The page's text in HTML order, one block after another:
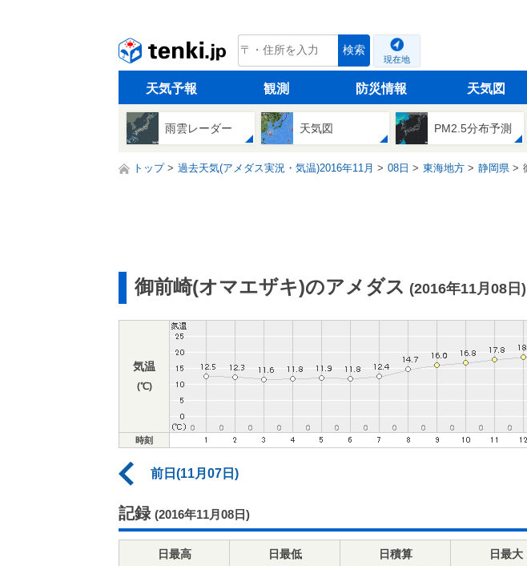
tenki.jp 検索
現在地
天気予報 観測 防災情報 天気図
雨雲レーダー 天気図 PM2.5分布予測
トップ 過去天気(アメダス実況・気温)2016年11月 08日 東海地方 静岡県
御前崎(オマエザキ)のアメダス (2016年11月08日)
気温
(℃)
時刻
前日(11月07日)
記録 (2016年11月08日)
日最高
日最低
日積算
日最大